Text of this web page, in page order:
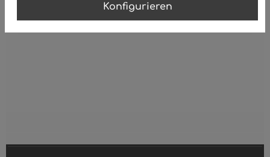
Konfigurieren